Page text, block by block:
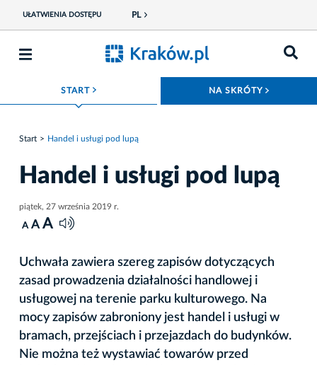
UŁATWIENIA DOSTĘPU PL
START ROZWIŃ MENU NA SKRÓTY
Start Handel i usługi pod lupą
Handel i usługi pod lupą
piątek, 27 września 2019 r.
A A A
Uchwała zawiera szereg zapisów dotyczących
zasad prowadzenia działalności handlowej i
usługowej na terenie parku kulturowego. Na
mocy zapisów zabroniony jest handel i usługi w
bramach, przejściach i przejazdach do budynków.
Nie można też wystawiać towarów przed